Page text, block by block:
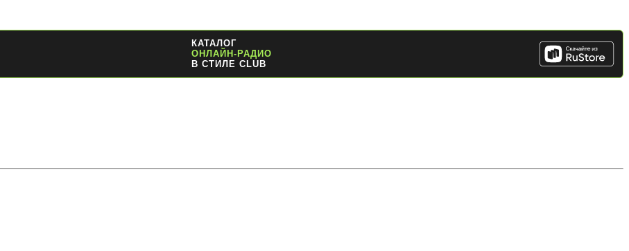
КАТАЛОГ
ОНЛАЙН-РАДИО
В СТИЛЕ CLUB